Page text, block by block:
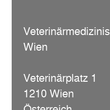
Wien
Veterinärplatz 1
1210 Wien